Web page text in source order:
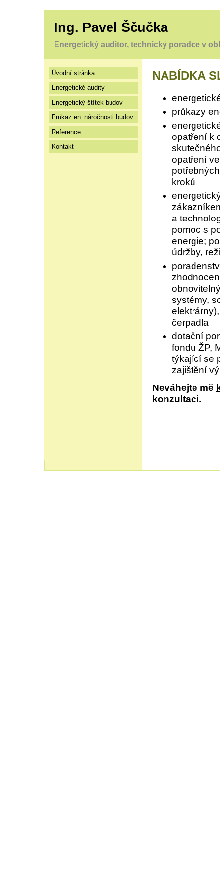
Ing. Pavel Ščučka
Energetický auditor, technický poradce v
Úvodní stránka
Energetické audity
Energetický štítek budov
Průkaz en. náročnosti budov
Reference
Kontakt
NABÍDKA
průkazy
opatření k
opatření
kroků
a
pomoc s
energie;
údržby,
systémy,
čerpadla
dotační
fondu ŽP,
týkající se
zajištění
Neváhejte mě
konzultaci.